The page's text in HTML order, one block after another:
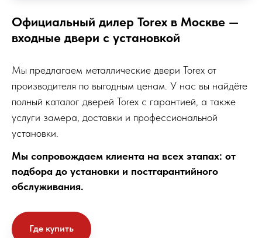
Официальный дилер Torex в Москве —
входные двери с установкой
Мы предлагаем металлические двери Torex от
производителя по выгодным ценам. У нас вы найдёте
полный каталог дверей Torex с гарантией, а также
услуги замера, доставки и профессиональной
установки.
Мы сопровождаем клиента на всех этапах: от
подбора до установки и постгарантийного
обслуживания.
Где купить